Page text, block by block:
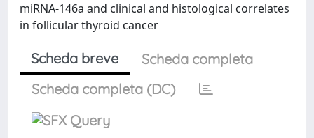
miRNA-146a and clinical and histological correlates
in follicular thyroid cancer
Scheda breve
Scheda completa
Scheda completa (DC)